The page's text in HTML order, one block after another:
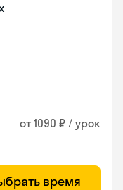
от 1090 ₽ / урок
время